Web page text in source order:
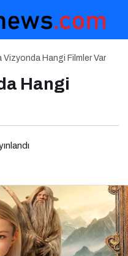
Vizyonda Hangi Filmler Var
Hangi
Çarpıcı Hikayeler ve